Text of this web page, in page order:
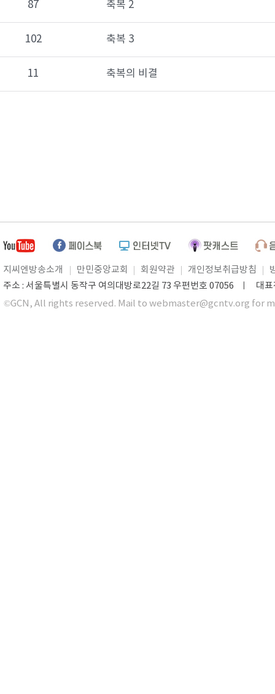
87 축복 2
102 축복 3
11 축복의 비결
지씨엔방송소개 만민중앙교회 회원약관 개인정보취급방침
주소 : 서울특별시 동작구 여의대방로22길 73 우편번호 07056 ㅣ 대
©GCN, All rights reserved. Mail to webmaster@gcntv.org for